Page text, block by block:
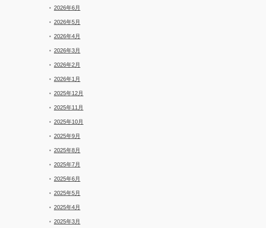
2026年6月
2026年5月
2026年4月
2026年3月
2026年2月
2026年1月
2025年12月
2025年11月
2025年10月
2025年9月
2025年8月
2025年7月
2025年6月
2025年5月
2025年4月
2025年3月